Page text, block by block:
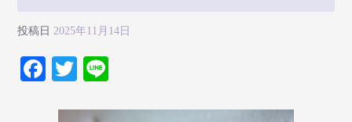
投稿日 2025年11月14日
Fa T